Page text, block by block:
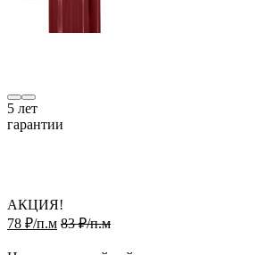
5 лет
гарантии
АКЦИЯ!
78 ₽/п.м 83 ₽/п.м